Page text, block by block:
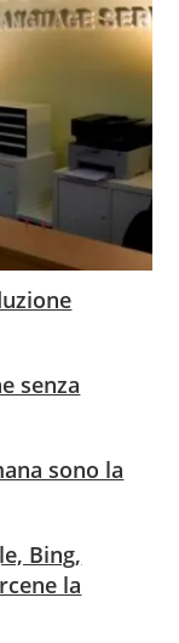
senza
sono la
Bing,
la